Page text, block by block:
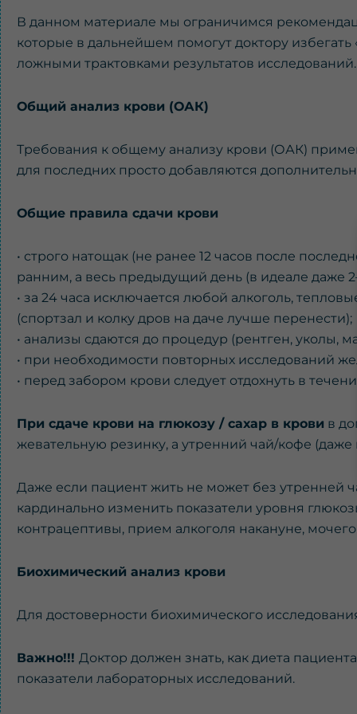
В данном материале мы ограничимся
которые в дальнейшем помогут доктору избегать
ложными трактовками результатов исследований.
Общий анализ крови (ОАК)
Требования к общему анализу крови (ОАК)
для последних просто добавляются
Общие правила сдачи крови
• строго натощак (не ранее 12 часов после
ранним, а весь предыдущий день (в идеале даже
• за 24 часа исключается любой алкоголь,
(спортзал и колку дров на даче лучше перенести);
• анализы сдаются до процедур (рентген, уколы,
• при необходимости повторных исследований
• перед забором крови следует отдохнуть в
При сдаче крови на глюкозу / сахар в крови в
жевательную резинку, а утренний чай/кофе
Даже если пациент жить не может без утренней
кардинально изменить показатели уровня
контрацептивы, прием алкоголя накануне,
Биохимический анализ крови
Для достоверности биохимического
Важно!!! Доктор должен знать, как диета
показатели лабораторных исследований.